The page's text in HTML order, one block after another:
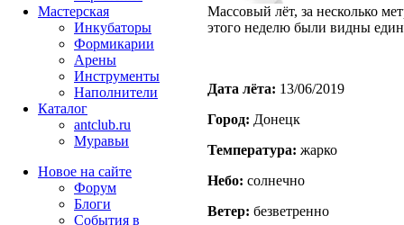
Массовый лёт, за несколько
этого неделю были видны
Дата лёта: 13/06/2019
Город: Донецк
Температура: жарко
Небо: солнечно
Ветер: безветренно
Мастерская
Инкубаторы
Формикарии
Арены
Инструменты
Наполнители
Каталог
antclub.ru
Муравьи
Новое на сайте
Форум
Блоги
События в